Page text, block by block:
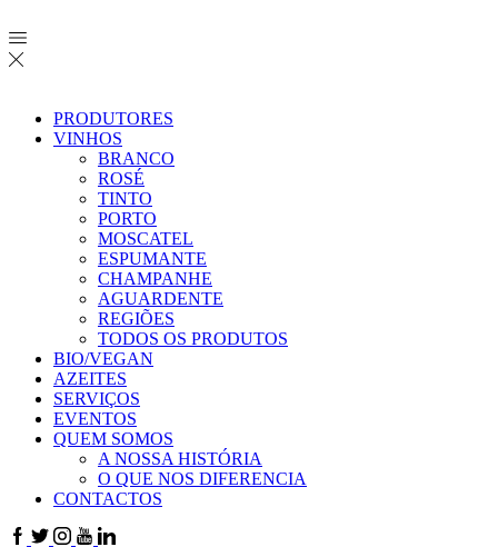
PRODUTORES
VINHOS
BRANCO
ROSÉ
TINTO
PORTO
MOSCATEL
ESPUMANTE
CHAMPANHE
AGUARDENTE
REGIÕES
TODOS OS PRODUTOS
BIO/VEGAN
AZEITES
SERVIÇOS
EVENTOS
QUEM SOMOS
A NOSSA HISTÓRIA
O QUE NOS DIFERENCIA
CONTACTOS
Facebook
TwitterInstagram
Youtube
Linkedin